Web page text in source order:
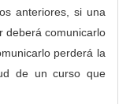
anteriores, si una
deberá comunicarlo
perderá la
de un curso que